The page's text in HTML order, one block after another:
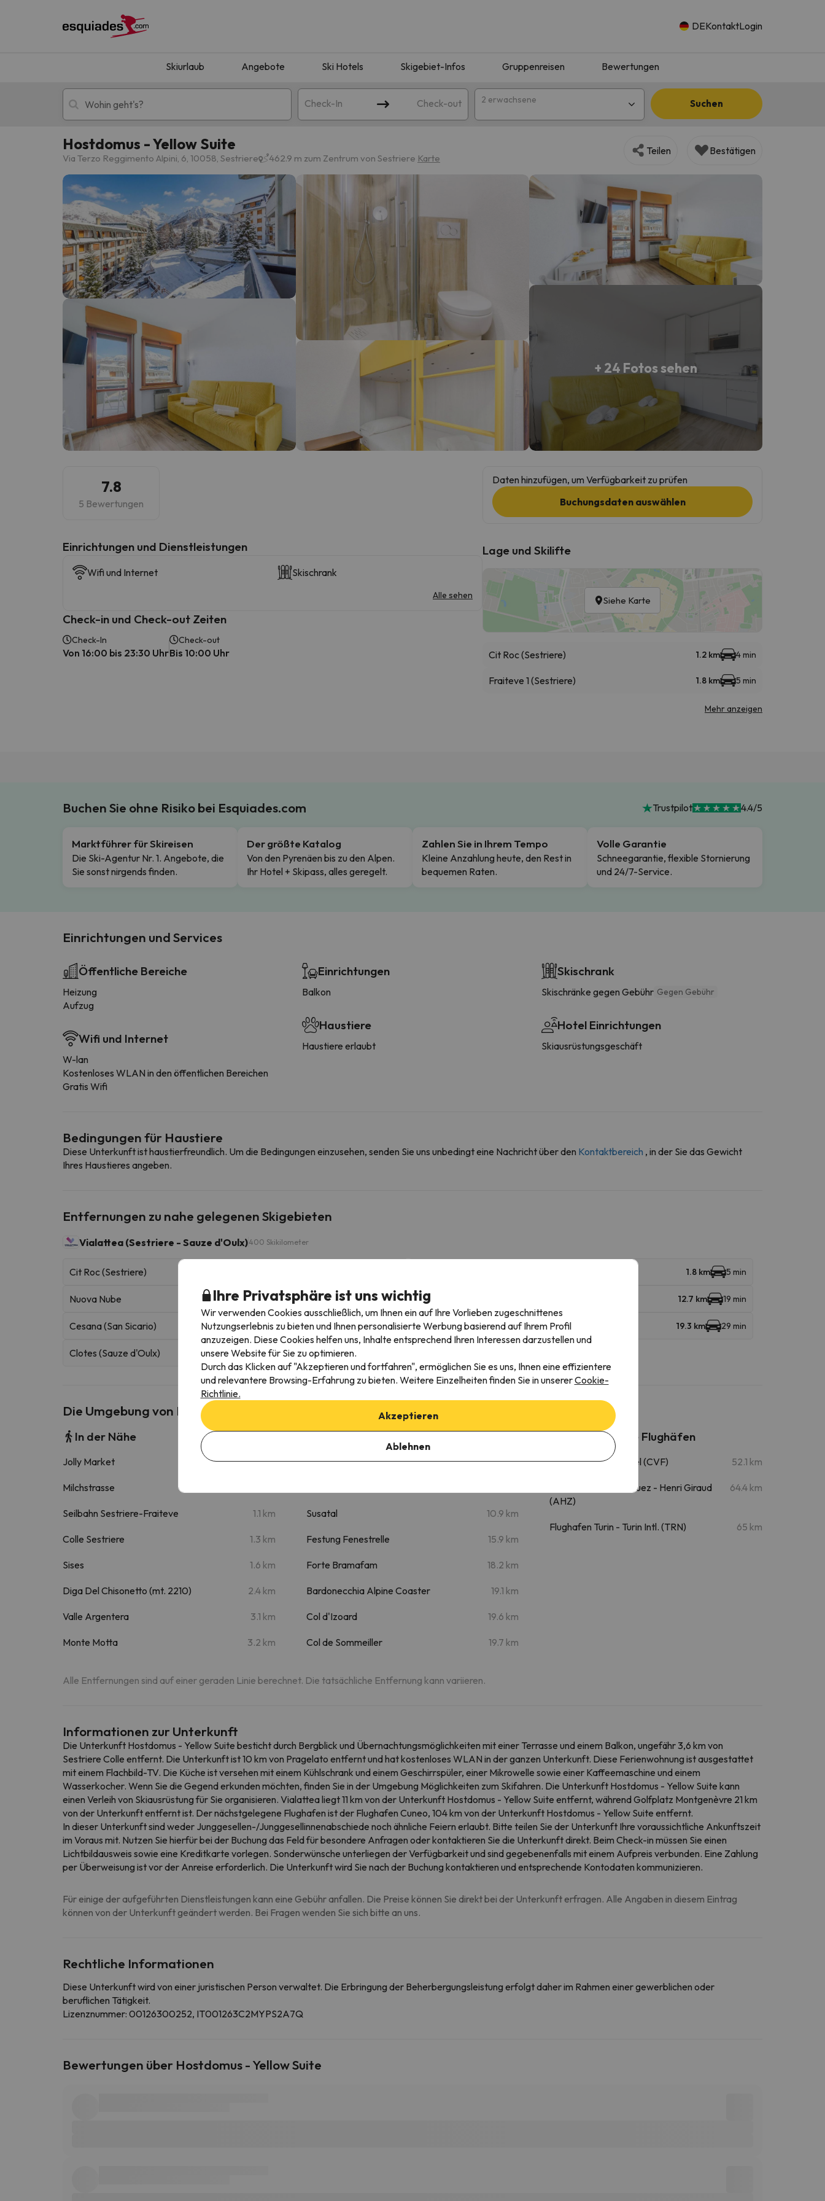
DEKontaktLogin
Skiurlaub Angebote Ski Hotels Skigebiet-Infos Gruppenreisen Bewertungen
Check-In Check-out 2 erwachsene Suchen
Skiurlaub Berghotels
Oops, wir haben keine Ergebnisse gefunden, die Ihrer Suche entsprechen. Versuchen Sie, das Ziel zu ändern.
Es sieht so aus, als hätte sich unser Sucher verirrt. Sobald er seinen Kompass gefunden hat, wird er zurück sein.
Hostdomus - Yellow Suite
Via Terzo Reggimento Alpini, 6, 10058, Sestriere 462.9 m zum Zentrum von Sestriere Karte
Teilen Bestätigen
+ 24 Fotos sehen
7.8
5 Bewertungen
​Einrichtungen und Dienstleistungen
Wifi und Internet Skischrank
Alle sehen
Check-in und Check-out Zeiten
Check-In
Von 16:00 bis 23:30 Uhr
Check-out
Bis 10:00 Uhr
Daten hinzufügen, um Verfügbarkeit zu prüfen
Buchungsdaten auswählen
Lage und Skilifte
Siehe Karte
Cit Roc (Sestriere) 1.2 km 4 min
Fraiteve 1 (Sestriere) 1.8 km 5 min
Mehr anzeigen
Buchen Sie ohne Risiko bei Esquiades.com Trustpilot 4.4/5
Marktführer für Skireisen
Die Ski-Agentur Nr. 1. Angebote, die
Sie sonst nirgends finden.
Der größte Katalog
Von den Pyrenäen bis zu den Alpen.
Ihr Hotel + Skipass, alles geregelt.
Zahlen Sie in Ihrem Tempo
Kleine Anzahlung heute, den Rest in
bequemen Raten.
Volle Garantie
Schneegarantie, flexible Stornierung
und 24/7-Service.
Einrichtungen und Services
Öffentliche Bereiche
Heizung
Aufzug
Wifi und Internet
W-lan
Kostenloses WLAN in den öffentlichen Bereichen
Gratis Wifi
Einrichtungen
Balkon
Haustiere
Haustiere erlaubt
Skischrank
Skischränke gegen Gebühr Gegen Gebühr
Hotel Einrichtungen
Skiausrüstungsgeschäft
Bedingungen für Haustiere
Diese Unterkunft ist haustierfreundlich. Um die Bedingungen einzusehen, senden Sie uns unbedingt eine Nachricht über den Kontaktbereich , in der Sie das Gewicht
Ihres Haustieres angeben.
Entfernungen zu nahe gelegenen Skigebieten
Vialattea (Sestriere - Sauze d'Oulx)400 Skikilometer
Cit Roc (Sestriere) 1.8 km 5 min
Nuova Nube 3.1 km 10 min Rafuyel (Cesana Torinese) 12.7 km 19 min
Cesana (San Sicario) 12.7 km 19 min Col Boeuf (Claviere) 19.3 km 29 min
Clotes (Sauze d'Oulx) 25.9 km
Die Umgebung von Hostdomus - Yellow Suite
In der Nähe
Jolly Market 460 m
Milchstrasse
Seilbahn Sestriere-Fraiteve 1.1 km
Colle Sestriere 1.3 km
Sises 1.6 km
Diga Del Chisonetto (mt. 2210) 2.4 km
Valle Argentera 3.1 km
Monte Motta 3.2 km
Sehenswertes
Chaberton Adventure Park 6.8 km
Susatal 10.9 km
Festung Fenestrelle 15.9 km
Forte Bramafam 18.2 km
Bardonecchia Alpine Coaster 19.1 km
Col d'Izoard 19.6 km
Col de Sommeiller 19.7 km
Nahegelegene Flughäfen
Flughafen Courchevel (CVF) 52.1 km
Flughafen l'Alpe-d'Huez - Henri Giraud
(AHZ)
64.4 km
Flughafen Turin - Turin Intl. (TRN) 65 km
Alle Entfernungen sind auf einer geraden Linie berechnet. Die tatsächliche Entfernung kann variieren.
Informationen zur Unterkunft
Die Unterkunft Hostdomus - Yellow Suite besticht durch Bergblick und Übernachtungsmöglichkeiten mit einer Terrasse und einem Balkon, ungefähr 3,6 km von
Sestriere Colle entfernt. Die Unterkunft ist 10 km von Pragelato entfernt und hat kostenloses WLAN in der ganzen Unterkunft. Diese Ferienwohnung ist ausgestattet
mit einem Flachbild-TV. Die Küche ist versehen mit einem Kühlschrank und einem Geschirrspüler, einer Mikrowelle sowie einer Kaffeemaschine und einem
Wasserkocher. Wenn Sie die Gegend erkunden möchten, finden Sie in der Umgebung Möglichkeiten zum Skifahren. Die Unterkunft Hostdomus - Yellow Suite kann
einen Verleih von Skiausrüstung für Sie organisieren. Vialattea liegt 11 km von der Unterkunft Hostdomus - Yellow Suite entfernt, während Golfplatz Montgenèvre 21 km
von der Unterkunft entfernt ist. Der nächstgelegene Flughafen ist der Flughafen Cuneo, 104 km von der Unterkunft Hostdomus - Yellow Suite entfernt.
In dieser Unterkunft sind weder Junggesellen-/Junggesellinnenabschiede noch ähnliche Feiern erlaubt. Bitte teilen Sie der Unterkunft Ihre voraussichtliche Ankunftszeit
im Voraus mit. Nutzen Sie hierfür bei der Buchung das Feld für besondere Anfragen oder kontaktieren Sie die Unterkunft direkt. Beim Check-in müssen Sie einen
Lichtbildausweis sowie eine Kreditkarte vorlegen. Sonderwünsche unterliegen der Verfügbarkeit und sind gegebenenfalls mit einem Aufpreis verbunden. Eine Zahlung
per Überweisung ist vor der Anreise erforderlich. Die Unterkunft wird Sie nach der Buchung kontaktieren und entsprechende Kontodaten kommunizieren.
Für einige der aufgeführten Dienstleistungen kann eine Gebühr anfallen. Die Preise können Sie direkt bei der Unterkunft erfragen. Alle Angaben in diesem Eintrag
können von der Unterkunft geändert werden. Bei Fragen wenden Sie sich bitte an uns.
Rechtliche Informationen
Diese Unterkunft wird von einer juristischen Person verwaltet. Die Erbringung der Beherbergungsleistung erfolgt daher im Rahmen einer gewerblichen oder
beruflichen Tätigkeit.
Lizenznummer: 00126300252, IT001263C2MYPS2A7Q
Bewertungen über Hostdomus - Yellow Suite
Ihre Privatsphäre ist uns wichtig
Wir verwenden Cookies ausschließlich, um Ihnen ein auf Ihre Vorlieben zugeschnittenes
Nutzungserlebnis zu bieten und Ihnen personalisierte Werbung basierend auf Ihrem Profil
anzuzeigen. Diese Cookies helfen uns, Inhalte entsprechend Ihren Interessen darzustellen und
unsere Website für Sie zu optimieren.
Durch das Klicken auf "Akzeptieren und fortfahren", ermöglichen Sie es uns, Ihnen eine effizientere
und relevantere Browsing-Erfahrung zu bieten. Weitere Einzelheiten finden Sie in unsererCookie-
Richtlinie.
Akzeptieren
Ablehnen